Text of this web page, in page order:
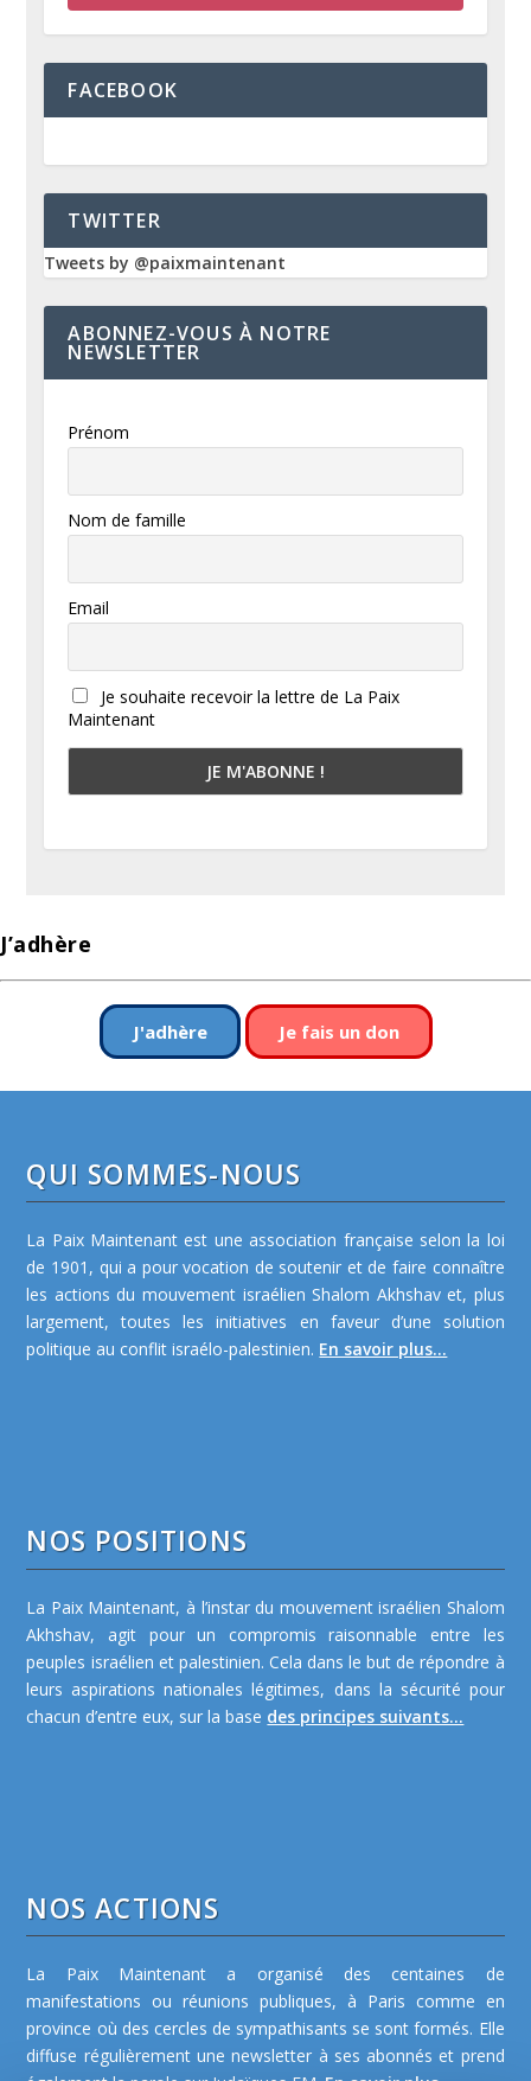
FACEBOOK
TWITTER
Tweets by @paixmaintenant
ABONNEZ-VOUS À NOTRE
NEWSLETTER
Prénom
Nom de famille
Email
Je souhaite recevoir la lettre de La Paix
Maintenant
J’adhère
J'adhère Je fais un don
QUI SOMMES-NOUS
La Paix Maintenant est une association française selon la loi
de 1901, qui a pour vocation de soutenir et de faire connaître
les actions du mouvement israélien Shalom Akhshav et, plus
largement, toutes les initiatives en faveur d’une solution
politique au conflit israélo-palestinien. En savoir plus...
NOS POSITIONS
La Paix Maintenant, à l’instar du mouvement israélien Shalom
Akhshav, agit pour un compromis raisonnable entre les
peuples israélien et palestinien. Cela dans le but de répondre à
leurs aspirations nationales légitimes, dans la sécurité pour
chacun d’entre eux, sur la base des principes suivants...
NOS ACTIONS
La Paix Maintenant a organisé des centaines de
manifestations ou réunions publiques, à Paris comme en
province où des cercles de sympathisants se sont formés. Elle
diffuse régulièrement une newsletter à ses abonnés et prend